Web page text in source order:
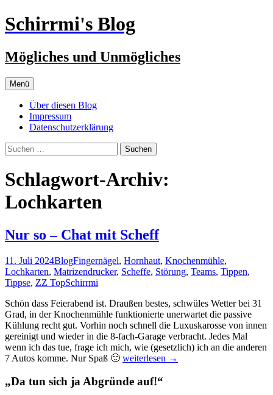
Zum
Inhalt
Schirrmi's Blog
Mögliches und Unmögliches
Menü
Über diesen Blog
Impressum
Datenschutzerklärung
Suchen
nach:
Schlagwort-Archiv:
Lochkarten
Nur so – Chat mit Scheff
11. Juli 2024BlogFingernägel, Hornhaut, Knochenmühle,
Lochkarten, Matrizendrucker, Scheffe, Störung, Teams, Tippen,
Tippse, ZZ TopSchirrmi
Schön dass Feierabend ist. Draußen bestes, schwüles Wetter bei 31
Grad, in der Knochenmühle funktionierte unerwartet die passive
Kühlung recht gut. Vorhin noch schnell die Luxuskarosse von innen
gereinigt und wieder in die 8-fach-Garage verbracht. Jedes Mal
wenn ich das tue, frage ich mich, wie (gesetzlich) ich an die anderen
7 Autos komme. Nur Spaß 🙂 Nur
–
weiterlesen →
„Da tun sich ja Abgründe auf!“